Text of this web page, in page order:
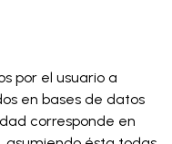
por el usuario a
en bases de datos
corresponde en